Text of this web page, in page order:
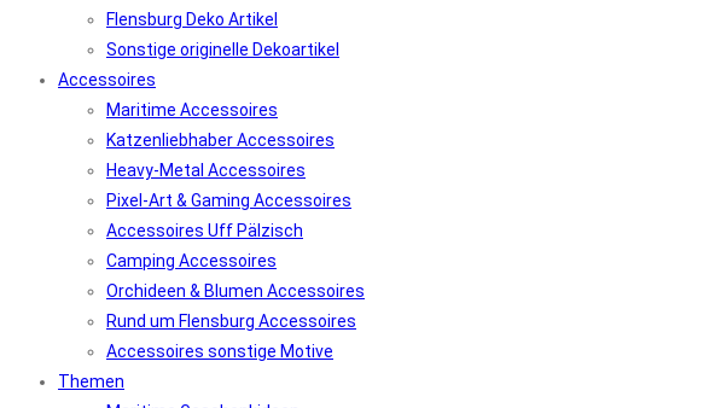
Flensburg Deko Artikel
Sonstige originelle Dekoartikel
Accessoires
Maritime Accessoires
Katzenliebhaber Accessoires
Heavy-Metal Accessoires
Pixel-Art & Gaming Accessoires
Accessoires Uff Pälzisch
Camping Accessoires
Orchideen & Blumen Accessoires
Rund um Flensburg Accessoires
Accessoires sonstige Motive
Themen